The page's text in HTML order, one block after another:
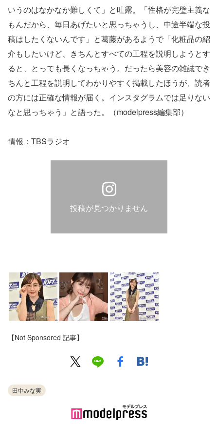
いうのはなかなか難しくて」と吐露。「性格が完璧主義な
もんだから、毎日あげたいと思っちゃうし、中途半端な投
稿はしたくないんです」と葛藤があるようで「化粧品の紹
介もしたいけど、きちんとすべての工程を説明しようとす
ると、とっても長くなっちゃう。だったら美容の雑誌でき
ちんと工程を説明してわかりやすく掲載したほうが、読者
の方には正確な情報が届く。インスタグラムでは足りない
なと思っちゃう」と語った。（modelpress編集部）
情報：TBSラジオ
投稿が見つかりません
【Not Sponsored 記事】
田中みな実